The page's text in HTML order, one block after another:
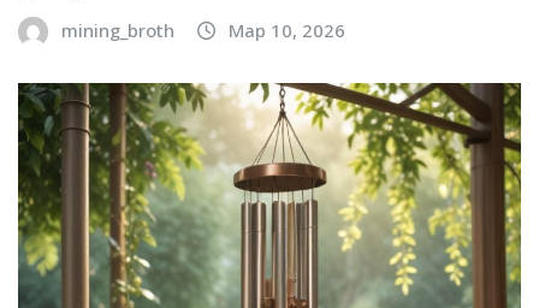
mining_broth Мар 10, 2026